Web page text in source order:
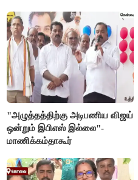
"அழுத்தத்திற்கு அடிபணிய விஜய்
ஒன்றும் இபிஎஸ் இல்லை"-
மாணிக்கம்தாகூர்